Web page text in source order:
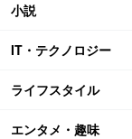
小説
IT・テクノロジー
ライフスタイル
エンタメ・趣味